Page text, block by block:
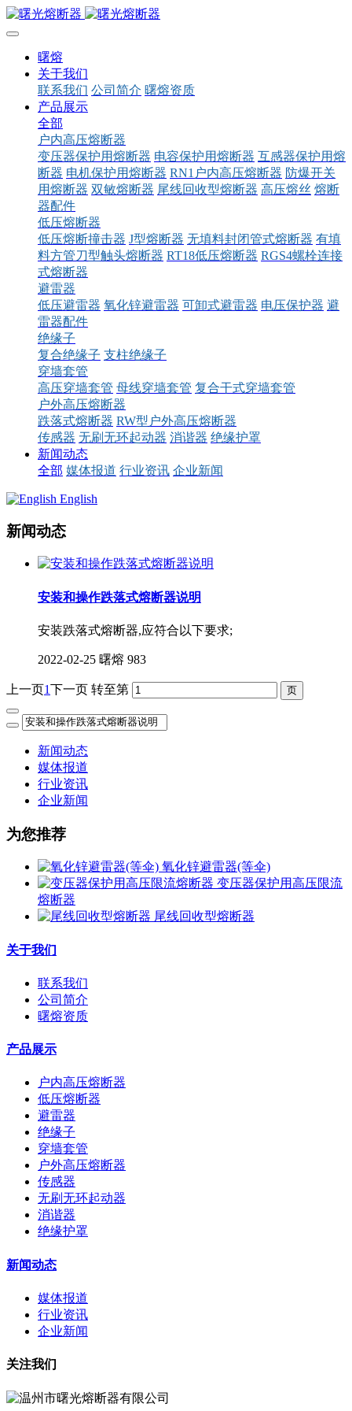
曙熔
关于我们
联系我们 公司简介 曙熔资质
产品展示
全部
户内高压熔断器
变压器保护用熔断器 电容保护用熔断器 互感器保护用熔
断器 电机保护用熔断器 RN1户内高压熔断器 防爆开关
用熔断器 双敏熔断器 尾线回收型熔断器 高压熔丝 熔断
器配件
低压熔断器
低压熔断撞击器 J型熔断器 无填料封闭管式熔断器 有填
料方管刀型触头熔断器 RT18低压熔断器 RGS4螺栓连接
式熔断器
避雷器
低压避雷器 氧化锌避雷器 可卸式避雷器 电压保护器 避
雷器配件
绝缘子
复合绝缘子 支柱绝缘子
穿墙套管
高压穿墙套管 母线穿墙套管 复合干式穿墙套管
户外高压熔断器
跌落式熔断器 RW型户外高压熔断器
传感器 无刷无环起动器 消谐器 绝缘护罩
新闻动态
全部 媒体报道 行业资讯 企业新闻
English
新闻动态
安装和操作跌落式熔断器说明
安装跌落式熔断器,应符合以下要求;
2022-02-25 曙熔 983
上一页1下一页 转至第
新闻动态
媒体报道
行业资讯
企业新闻
为您推荐
氧化锌避雷器(等伞)
变压器保护用高压限流
熔断器
尾线回收型熔断器
关于我们
联系我们
公司简介
曙熔资质
产品展示
户内高压熔断器
低压熔断器
避雷器
绝缘子
穿墙套管
户外高压熔断器
传感器
无刷无环起动器
消谐器
绝缘护罩
新闻动态
媒体报道
行业资讯
企业新闻
关注我们